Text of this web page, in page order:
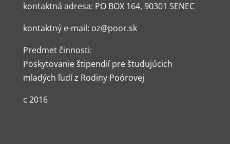
kontaktná adresa: PO BOX 164, 90301 SENEC
kontaktný e-mail: oz@poor.sk
Predmet činnosti:
Poskytovanie štipendií pre študujúcich
mladých ľudí z Rodiny Poórovej
c 2016